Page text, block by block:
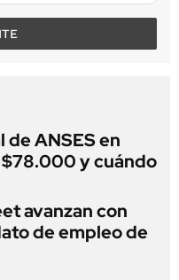
ANSES en
y cuándo
avanzan con
de empleo de